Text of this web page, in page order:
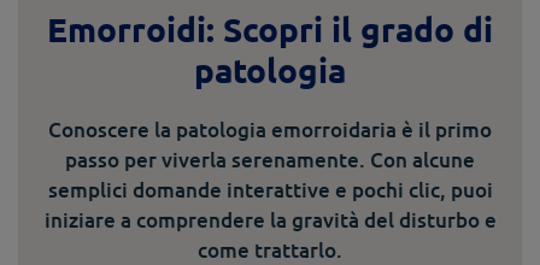
Emorroidi: Scopri il grado di
patologia
Conoscere la patologia emorroidaria è il primo
passo per viverla serenamente. Con alcune
semplici domande interattive e pochi clic, puoi
iniziare a comprendere la gravità del disturbo e
come trattarlo.